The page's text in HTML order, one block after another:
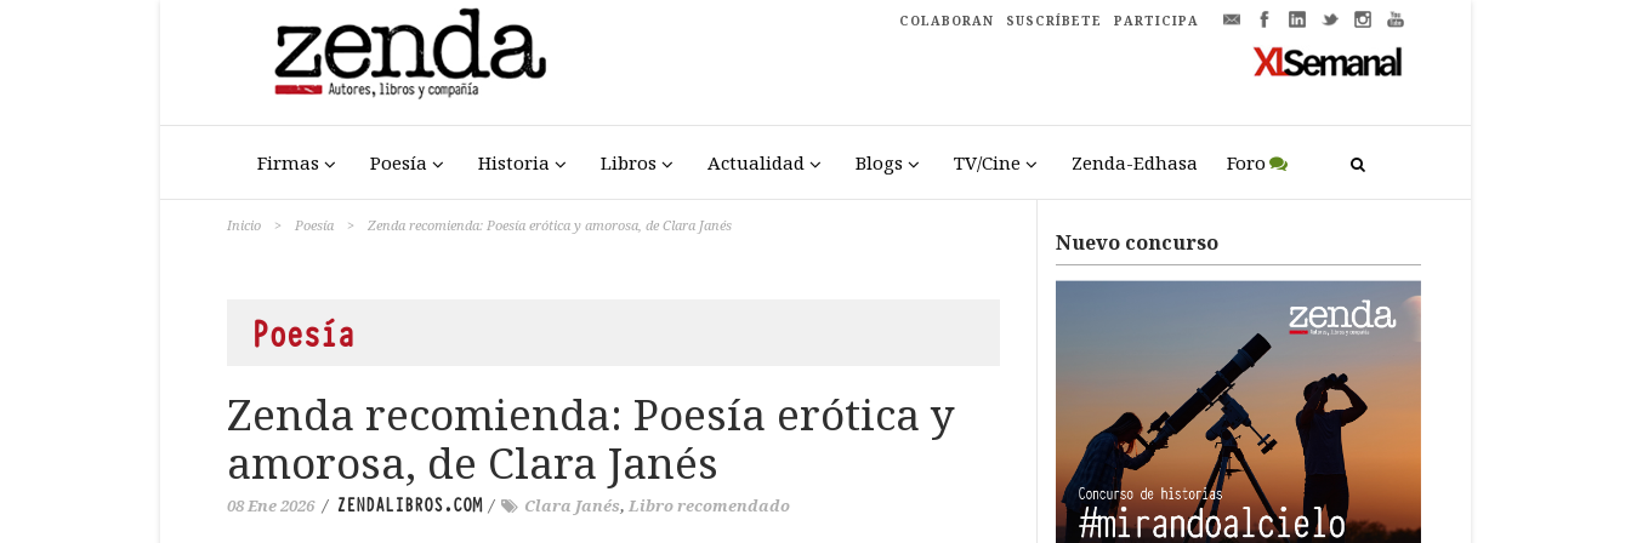
COLABORAN SUSCRÍBETE PARTICIPA
Firmas Poesía Historia Libros Actualidad Blogs TV/Cine Zenda-Edhasa Foro
Inicio > Poesía > Zenda recomienda: Poesía erótica y amorosa, de Clara Janés
Poesía
Zenda recomienda: Poesía erótica y
amorosa, de Clara Janés
08 Ene 2026 / ZENDALIBROS.COM/ Clara Janés, Libro recomendado
Nuevo concurso